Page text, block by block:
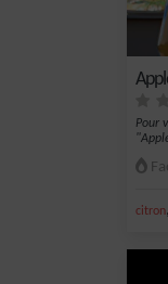
Pour
citron,